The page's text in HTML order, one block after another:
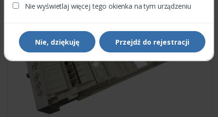
Nie wyświetlaj więcej tego okienka na tym urządzeniu
Nie, dziękuję Przejdź do rejestracji